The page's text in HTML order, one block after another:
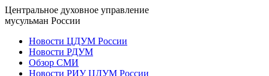
Центральное духовное управление
мусульман России
Новости ЦДУМ России
Новости РДУМ
Обзор СМИ
Новости РИУ ЦДУМ России